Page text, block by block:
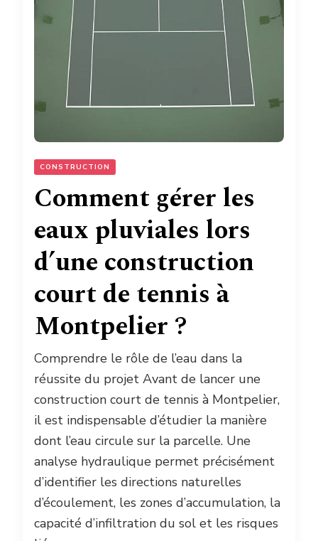
CONSTRUCTION
Comment gérer les
eaux pluviales lors
d’une construction
court de tennis à
Montpelier ?
Comprendre le rôle de l’eau dans la
réussite du projet Avant de lancer une
construction court de tennis à Montpelier,
il est indispensable d’étudier la manière
dont l’eau circule sur la parcelle. Une
analyse hydraulique permet précisément
d’identifier les directions naturelles
d’écoulement, les zones d’accumulation, la
capacité d’infiltration du sol et les risques